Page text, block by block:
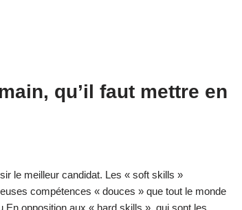
qu’il faut mettre en
le meilleur candidat. Les « soft skills »
compétences « douces » que tout le monde